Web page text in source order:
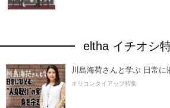
eltha イチオシ
川島海荷さんと学ぶ 日常に
オリコンタイアップ特集